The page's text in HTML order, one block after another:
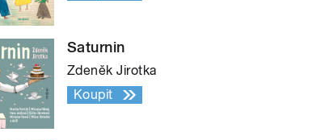
Saturnin
Zdeněk Jirotka
Koupit